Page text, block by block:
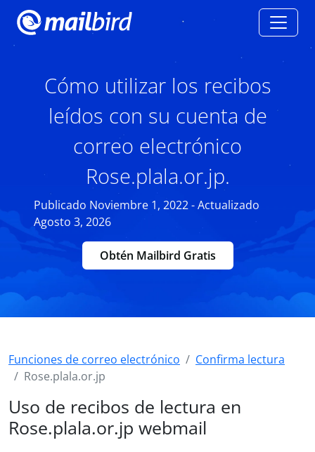
Cómo utilizar los recibos
leídos con su cuenta de
correo electrónico
Rose.plala.or.jp.
Publicado Noviembre 1, 2022 - Actualizado
Agosto 3, 2026
Obtén Mailbird Gratis
Funciones de correo electrónico
Confirma lectura
Rose.plala.or.jp
Uso de recibos de lectura en
Rose.plala.or.jp webmail